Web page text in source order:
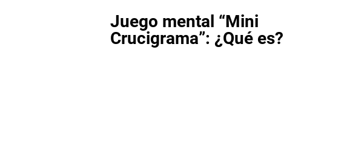
Juego mental “Mini
Crucigrama”: ¿Qué es?